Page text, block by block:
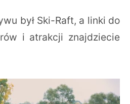
był Ski-Raft, a linki do
i atrakcji znajdziecie